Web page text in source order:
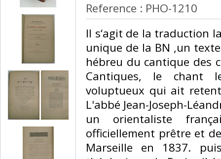
Reference : PHO-1210
‎Il s‘agit de la traduction
unique de la BN ,un
hébreu du cantique des
Cantiques, le chant
voluptueux qui ait
L'abbé Jean-Joseph-
un orientaliste
officiellement prêtre et
Marseille en 1837.